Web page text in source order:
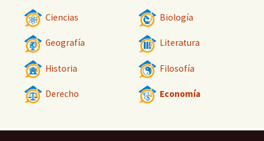
Ciencias Biología
Geografía Literatura
Historia Filosofía
Derecho Economía